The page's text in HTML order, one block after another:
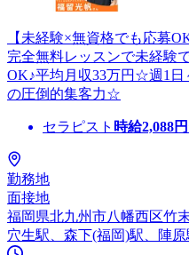
【未経験×無資格でも応募
完全無料レッスンで未経験
OK♪平均月収33万円☆週1日
の圧倒的集客力☆
セラピスト 時給2,088
勤務地
面接地
福岡県北九州市八幡西区竹
穴生駅、森下(福岡)駅、陣原